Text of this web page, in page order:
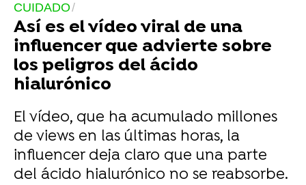
CUIDADO
Así es el vídeo viral de una
influencer que advierte sobre
los peligros del ácido
hialurónico
El vídeo, que ha acumulado millones
de views en las últimas horas, la
influencer deja claro que una parte
del ácido hialurónico no se reabsorbe.